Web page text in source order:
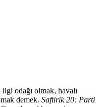
odağı olmak, havalı
demek. Saftirik 20: Parti